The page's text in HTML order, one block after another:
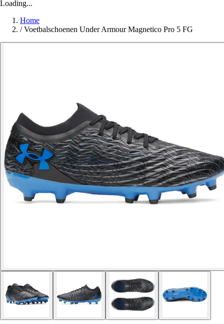
Loading...
Home
/ Voetbalschoenen Under Armour Magnetico Pro 5 FG